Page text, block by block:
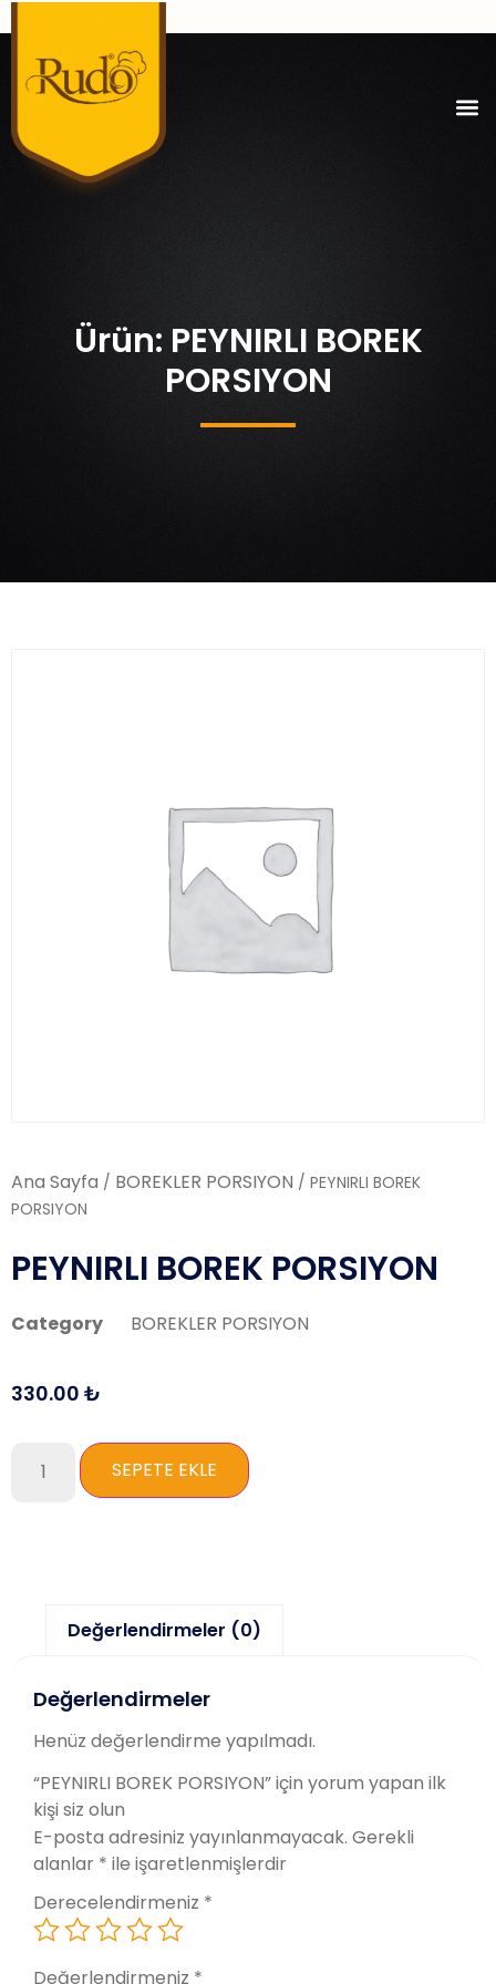
Ürün: PEYNIRLI BOREK
PORSIYON
Ana Sayfa / BOREKLER PORSIYON / PEYNIRLI BOREK
PORSIYON
PEYNIRLI BOREK PORSIYON
Category BOREKLER PORSIYON
330.00 ₺
SEPETE EKLE
Değerlendirmeler (0)
Değerlendirmeler
Henüz değerlendirme yapılmadı.
“PEYNIRLI BOREK PORSIYON” için yorum yapan ilk
kişi siz olun
E-posta adresiniz yayınlanmayacak. Gerekli
alanlar * ile işaretlenmişlerdir
Derecelendirmeniz *
Değerlendirmeniz *